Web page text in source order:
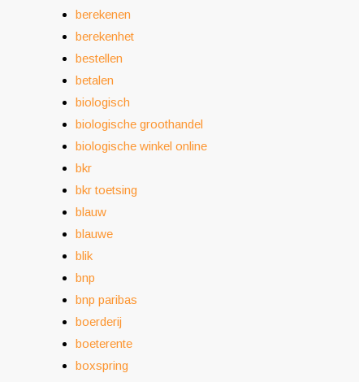
berekenen
berekenhet
bestellen
betalen
biologisch
biologische groothandel
biologische winkel online
bkr
bkr toetsing
blauw
blauwe
blik
bnp
bnp paribas
boerderij
boeterente
boxspring